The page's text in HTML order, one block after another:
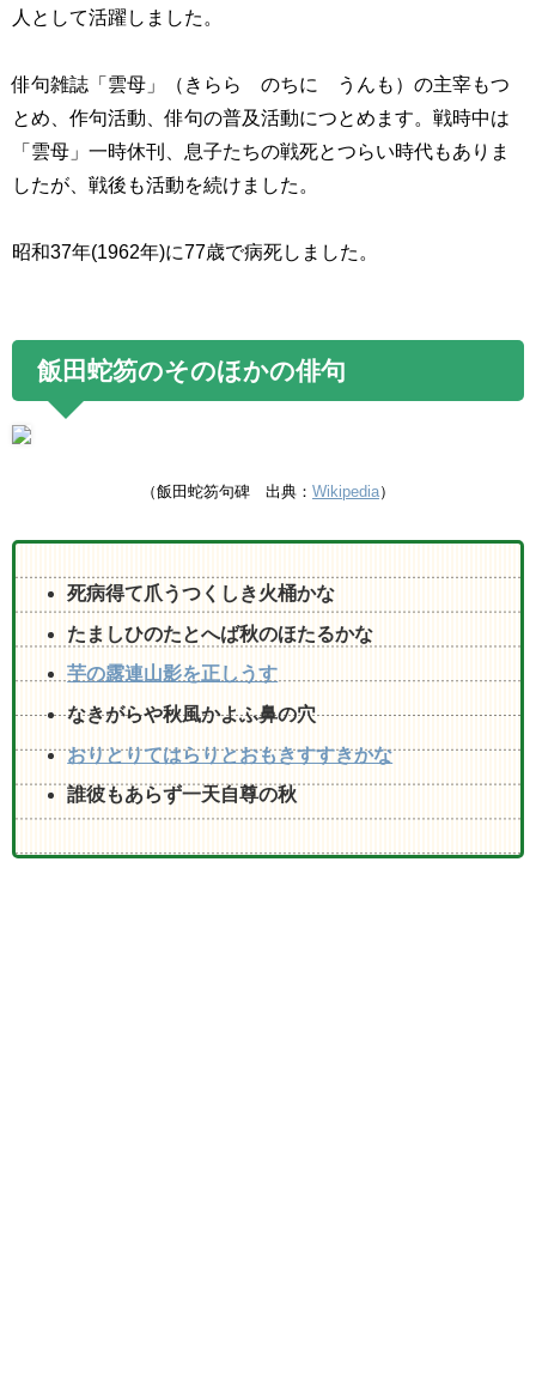
人として活躍しました。
俳句雑誌「雲母」（きらら のちに うんも）の主宰もつ
とめ、作句活動、俳句の普及活動につとめます。戦時中は
「雲母」一時休刊、息子たちの戦死とつらい時代もありま
したが、戦後も活動を続けました。
昭和37年(1962年)に77歳で病死しました。
飯田蛇笏のそのほかの俳句
（飯田蛇笏句碑 出典： Wikipedia）
死病得て爪うつくしき火桶かな
たましひのたとへば秋のほたるかな
芋の露連山影を正しうす
なきがらや秋風かよふ鼻の穴
おりとりてはらりとおもきすすきかな
誰彼もあらず一天自尊の秋